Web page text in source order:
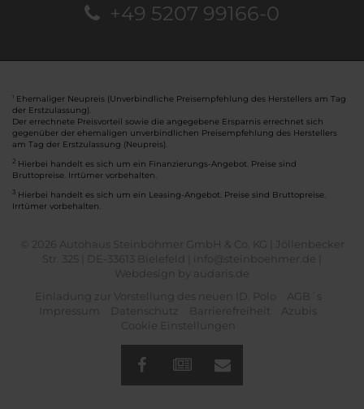
+49 5207 99166-0
Ehemaliger Neupreis (Unverbindliche Preisempfehlung des Herstellers am Tag
der Erstzulassung).
Der errechnete Preisvorteil sowie die angegebene Ersparnis errechnet sich
gegenüber der ehemaligen unverbindlichen Preisempfehlung des Herstellers
am Tag der Erstzulassung (Neupreis).
2 Hierbei handelt es sich um ein Finanzierungs-Angebot. Preise sind
Bruttopreise. Irrtümer vorbehalten.
3 Hierbei handelt es sich um ein Leasing-Angebot. Preise sind Bruttopreise.
Irrtümer vorbehalten.
© 2026 Autohaus Steinböhmer GmbH & Co. KG | Jöllenbecker
Str. 325 | DE-33613 Bielefeld | info@steinboehmer.de |
Webdesign by audaris.de
Einladung zur Vorstellung des neuen ID. Polo
AGB´s
Impressum
Datenschutz Barrierefreiheit
Azubis
Cookie Einstellungen